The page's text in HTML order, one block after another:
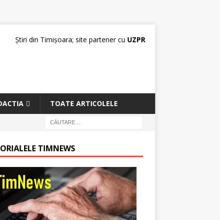
Știri din Timișoara; site partener cu UZPR
TOATE ARTICOLELE
TIMNEWS